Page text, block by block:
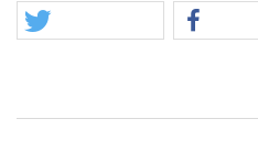
findet sich dazu im Netz nichts,
unseren Dank.